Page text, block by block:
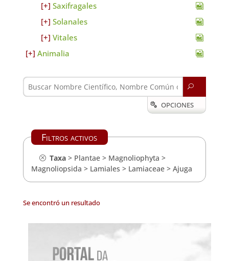
Saxifragales
Solanales
Vitales
Animalia
U
 OPCIONES
Filtros activos
Taxa> Plantae> Magnoliophyta >
Magnoliopsida > Lamiales > Lamiaceae> Ajuga
Se encontró un resultado